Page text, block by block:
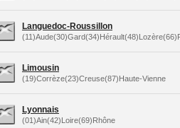
Languedoc-Roussillon
Limousin
(19)Corrèze(23)Creuse(87)Haute-Vienne
Lyonnais
(01)Ain(42)Loire(69)Rhône